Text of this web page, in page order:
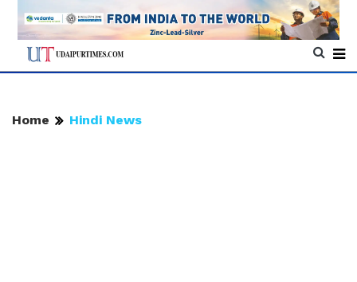
Home Hindi News